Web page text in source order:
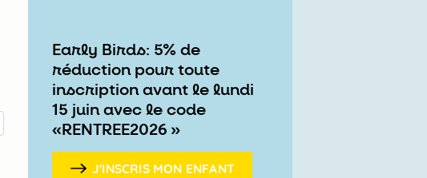
Early Birds: 5% de
réduction pour toute
inscription avant le lundi
15 juin avec le code
«RENTREE2026 »
J'INSCRIS MON ENFANT